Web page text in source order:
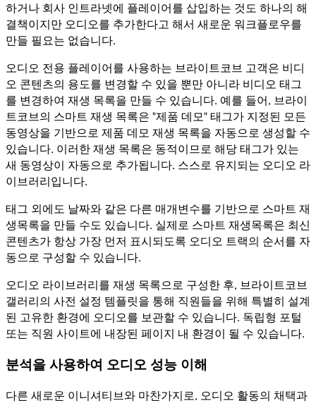
하거나 회사 인트라넷에 플레이어를 삽입하는 것도 하나의 해
결책이지만 오디오를 추가한다고 해서 새로운 워크플로우를
만들 필요는 없습니다.
오디오 전용 플레이어를 사용하는 브라이트코브 고객은 비디
오 콘텐츠의 용도를 변경할 수 있을 뿐만 아니라 비디오 태그
를 변경하여 재생 목록을 만들 수 있습니다. 예를 들어, 브라이
트코브의 스마트 재생 목록은 "제품 데모" 태그가 지정된 모든
동영상을 기반으로 제품 데모 재생 목록을 자동으로 생성할 수
있습니다. 이러한 재생 목록은 동적이므로 해당 태그가 있는
새 동영상이 자동으로 추가됩니다. 스스로 유지되는 오디오 라
이브러리입니다.
태그 외에도 날짜와 같은 다른 매개변수를 기반으로 스마트 재
생목록을 만들 수도 있습니다. 실제로 스마트 재생목록은 최신
콘텐츠가 항상 가장 먼저 표시되도록 오디오 트랙의 순서를 자
동으로 구성할 수 있습니다.
오디오 라이브러리를 재생 목록으로 구성한 후, 브라이트코브
갤러리의 사전 설정 템플릿을 통해 직원들을 위해 특별히 설계
된 고유한 환경에 오디오를 보관할 수 있습니다. 독립형 포털
또는 직원 사이트에 내장된 페이지 내 환경이 될 수 있습니다.
분석을 사용하여 오디오 성능 이해
다른 새로운 이니셔티브와 마찬가지로, 오디오 활동의 채택과